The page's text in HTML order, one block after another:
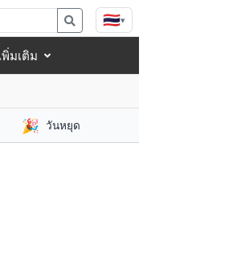
🇹🇭▾
พิ่มเติม
🎉 วันหยุด